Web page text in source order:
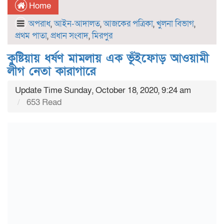
Home
অপরাধ,আইন-আদালত,আজকের পত্রিকা,খুলনা বিভাগ,
প্রথম পাতা,প্রধান সংবাদ,মিরপুর
কুষ্টিয়ায় ধর্ষণ মামলায় এক ভূঁইফোড় আওয়ামী
লীগ নেতা কারাগারে
Update Time Sunday, October 18, 2020, 9:24 am
653 Read